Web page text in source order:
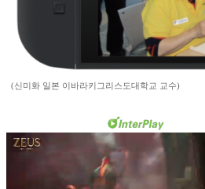
(신미화 일본 이바라키그리스도대학교 교수)